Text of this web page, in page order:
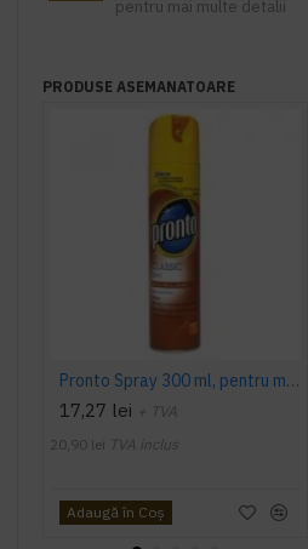
pentru mai multe detalii
PRODUSE ASEMANATOARE
Pronto Spray 300 ml, pentru mobila
17,27 lei + TVA
20,90 lei TVA inclus
Adaugă în Coş